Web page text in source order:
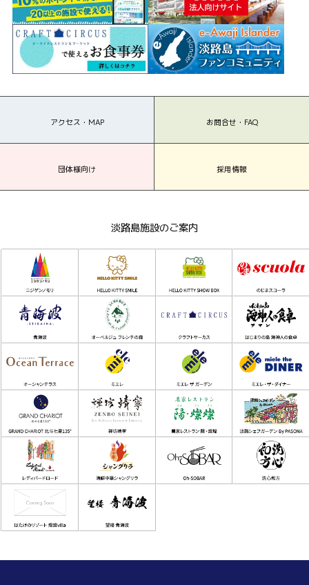
アクセス・MAP お問合せ・FAQ
団体様向け 採用情報
淡路島施設のご案内